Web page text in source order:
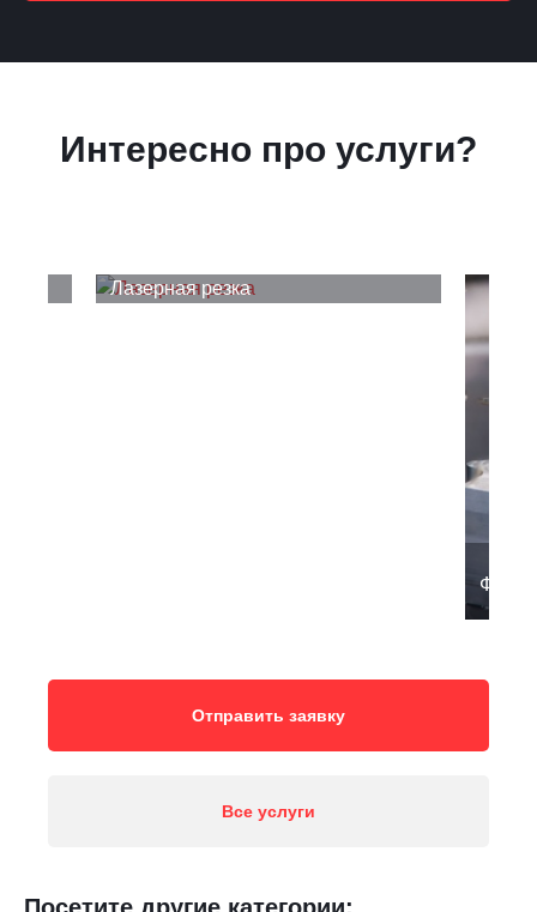
Интересно про услуги?
Лазерная резка
Отправить заявку
Все услуги